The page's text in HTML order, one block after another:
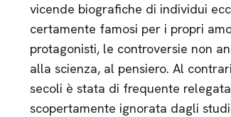
vicende biografiche di individui
certamente famosi per i propri
protagonisti, le controversie non
alla scienza, al pensiero. Al
secoli è stata di frequente
scopertamente ignorata dagli